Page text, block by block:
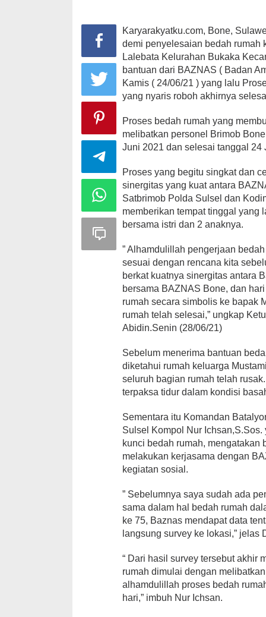
Karyarakyatku.com, Bone,
demi penyelesaian bedah rumah
Lalebata Kelurahan Bukaka
bantuan dari BAZNAS ( Badan
Kamis ( 24/06/21 ) yang lalu
yang nyaris roboh akhirnya
Proses bedah rumah yang
melibatkan personel Brimob
Juni 2021 dan selesai tanggal 24
Proses yang begitu singkat dan
sinergitas yang kuat antara
Satbrimob Polda Sulsel dan
memberikan tempat tinggal yang
bersama istri dan 2 anaknya.
” Alhamdulillah pengerjaan
sesuai dengan rencana kita
berkat kuatnya sinergitas antara
bersama BAZNAS Bone, dan
rumah secara simbolis ke bapak
rumah telah selesai,” ungkap
Abidin.Senin (28/06/21)
Sebelum menerima bantuan
diketahui rumah keluarga
seluruh bagian rumah telah
terpaksa tidur dalam kondisi
Sementara itu Komandan
Sulsel Kompol Nur
kunci bedah rumah,
melakukan kerjasama dengan
kegiatan sosial.
” Sebelumnya saya sudah ada
sama dalam hal bedah rumah
ke 75, Baznas mendapat data
langsung survey ke lokasi,” jelas
“ Dari hasil survey tersebut akhir
rumah dimulai dengan
alhamdulillah proses bedah
hari,” imbuh Nur Ichsan.